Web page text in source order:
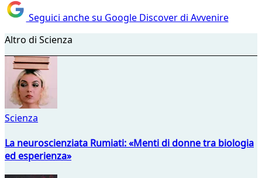
Seguici anche su Google Discover di Avvenire
Altro di Scienza
Scienza
La neuroscienziata Rumiati: «Menti di donne tra biologia
ed esperienza»